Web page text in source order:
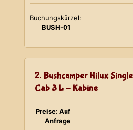
Buchungskürzel:
BUSH-01
2. Bushcamper Hilux Single
Cab 3 L - Kabine
Preise: Auf
Anfrage